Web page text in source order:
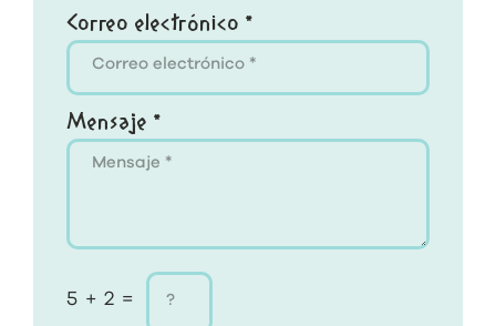
Correo electrónico *
Mensaje *
5 + 2 =